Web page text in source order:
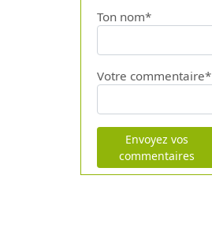
Ton nom*
Votre commentaire*
Envoyez vos
commentaires